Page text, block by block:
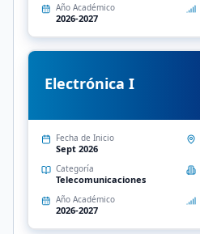
Año Académico
2026-2027
Electrónica I
Fecha de Inicio
Sept 2026
Categoría
Telecomunicaciones
Año Académico
2026-2027